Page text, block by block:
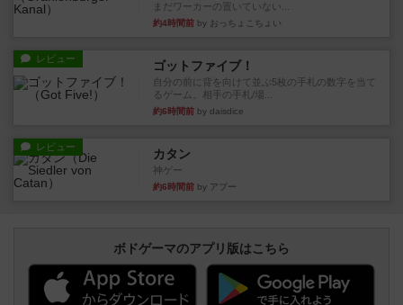
まだワーカーの置いていない...
約4時間前 by おっちょこちょい
レビュー ゴットファイブ！
自分の前に背を向けて並ぶ5枚の手札の数字を当て
るゲーム。相手の手札/場...
約6時間前 by daisdice
レビュー カタン
神ゲー
約6時間前 by アプー
ボドゲーマのアプリ版はこちら